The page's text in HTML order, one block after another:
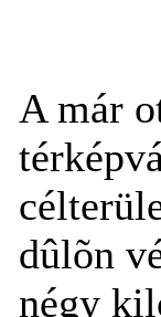
A már
dûlõn
négy